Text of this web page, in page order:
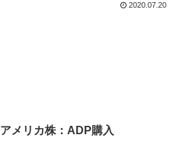
2020.07.20
アメリカ株：ADP購入